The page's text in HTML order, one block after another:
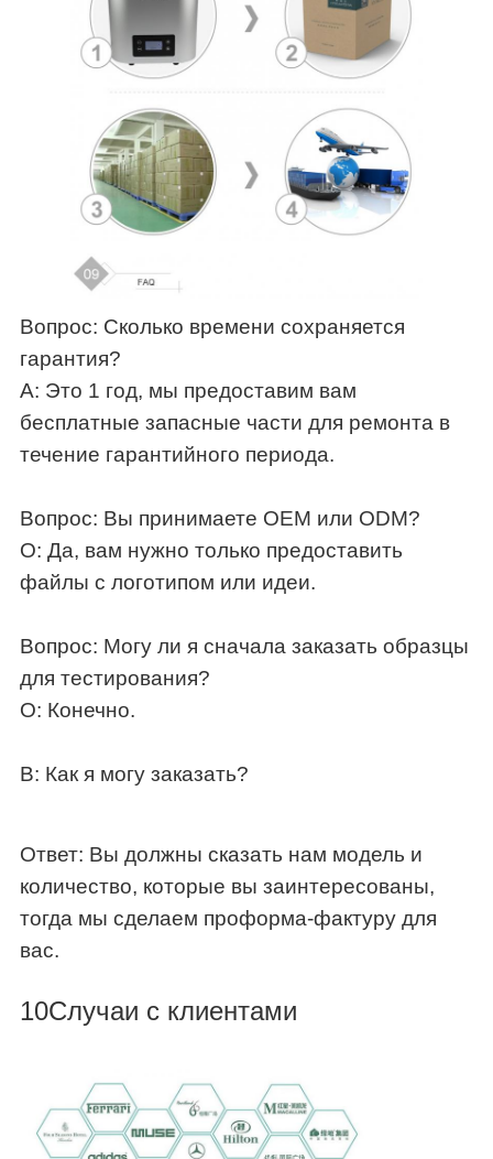
Вопрос: Сколько времени сохраняется
гарантия?
A: Это 1 год, мы предоставим вам
бесплатные запасные части для ремонта в
течение гарантийного периода.
Вопрос: Вы принимаете OEM или ODM?
О: Да, вам нужно только предоставить
файлы с логотипом или идеи.
Вопрос: Могу ли я сначала заказать образцы
для тестирования?
О: Конечно.
В: Как я могу заказать?
Ответ: Вы должны сказать нам модель и
количество, которые вы заинтересованы,
тогда мы сделаем проформа-фактуру для
вас.
10Случаи с клиентами